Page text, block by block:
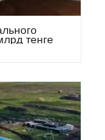
тенге